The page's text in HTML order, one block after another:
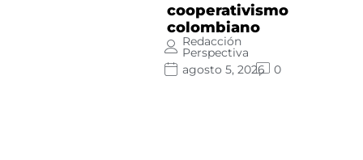
cooperativismo
colombiano
Redacción
Perspectiva
agosto 5, 2026
0